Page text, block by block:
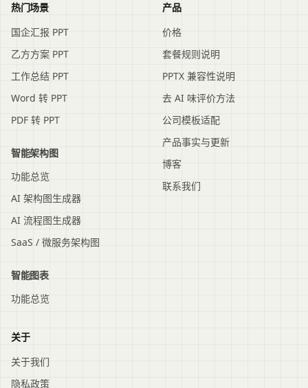
热门场景
国企汇报 PPT
乙方方案 PPT
工作总结 PPT
Word 转 PPT
PDF 转 PPT
智能架构图
功能总览
AI 架构图生成器
AI 流程图生成器
SaaS / 微服务架构图
智能图表
功能总览
产品
价格
套餐规则说明
PPTX 兼容性说明
去 AI 味评价方法
公司模板适配
产品事实与更新
博客
联系我们
关于
关于我们
隐私政策